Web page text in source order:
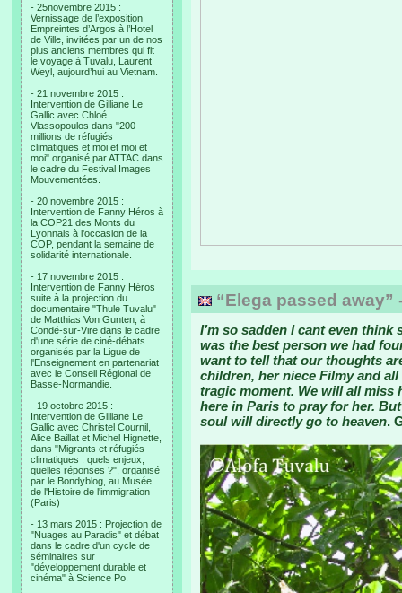
- 25novembre 2015 :
Vernissage de l’exposition
Empreintes d’Argos à l’Hotel
de Ville, invitées par un de nos
plus anciens membres qui fit
le voyage à Tuvalu, Laurent
Weyl, aujourd’hui au Vietnam.
- 21 novembre 2015 :
Intervention de Gilliane Le
Gallic avec Chloé
Vlassopoulos dans "200
millions de réfugiés
climatiques et moi et moi et
moi" organisé par ATTAC dans
le cadre du Festival Images
Mouvementées.
- 20 novembre 2015 :
Intervention de Fanny Héros à
la COP21 des Monts du
Lyonnais à l'occasion de la
COP, pendant la semaine de
solidarité internationale.
- 17 novembre 2015 :
Intervention de Fanny Héros
suite à la projection du
documentaire "Thule Tuvalu"
de Matthias Von Gunten, à
Condé-sur-Vire dans le cadre
d'une série de ciné-débats
organisés par la Ligue de
l'Enseignement en partenariat
avec le Conseil Régional de
Basse-Normandie.
- 19 octobre 2015 :
Intervention de Gilliane Le
Gallic avec Christel Cournil,
Alice Baillat et Michel Hignette,
dans "Migrants et réfugiés
climatiques : quels enjeux,
quelles réponses ?", organisé
par le Bondyblog, au Musée
de l'Histoire de l'immigration
(Paris)
- 13 mars 2015 : Projection de
"Nuages au Paradis" et débat
dans le cadre d'un cycle de
séminaires sur
"développement durable et
cinéma" à Science Po.
“Elega passed away”
I’m so sadden I cant even think
was the best person we had
want to tell that our thoughts
children, her niece Filmy and
tragic moment. We will all miss
here in Paris to pray for her.
soul will directly go to heaven.